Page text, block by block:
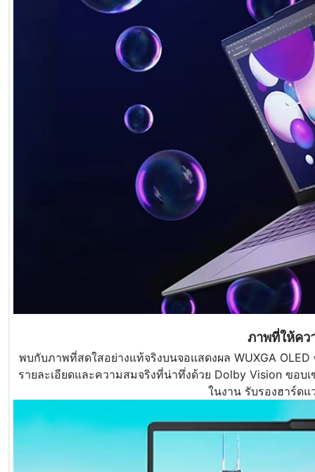
ภาพที่ให้คว
พบกับภาพที่สดใสอย่างแท้จริงบนจอแสดงผล WUXGA
รายละเอียดและความสมจริงที่น่าทึ่งด้วย Dolby Vision ขอ
ในงาน รับรองฮาร์ด